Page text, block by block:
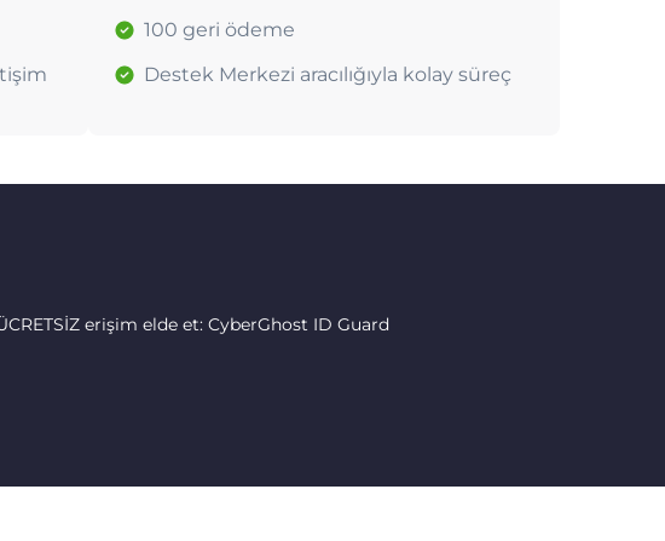
100 geri ödeme
Destek Merkezi aracılığıyla kolay süreç
erişim elde et: CyberGhost ID Guard